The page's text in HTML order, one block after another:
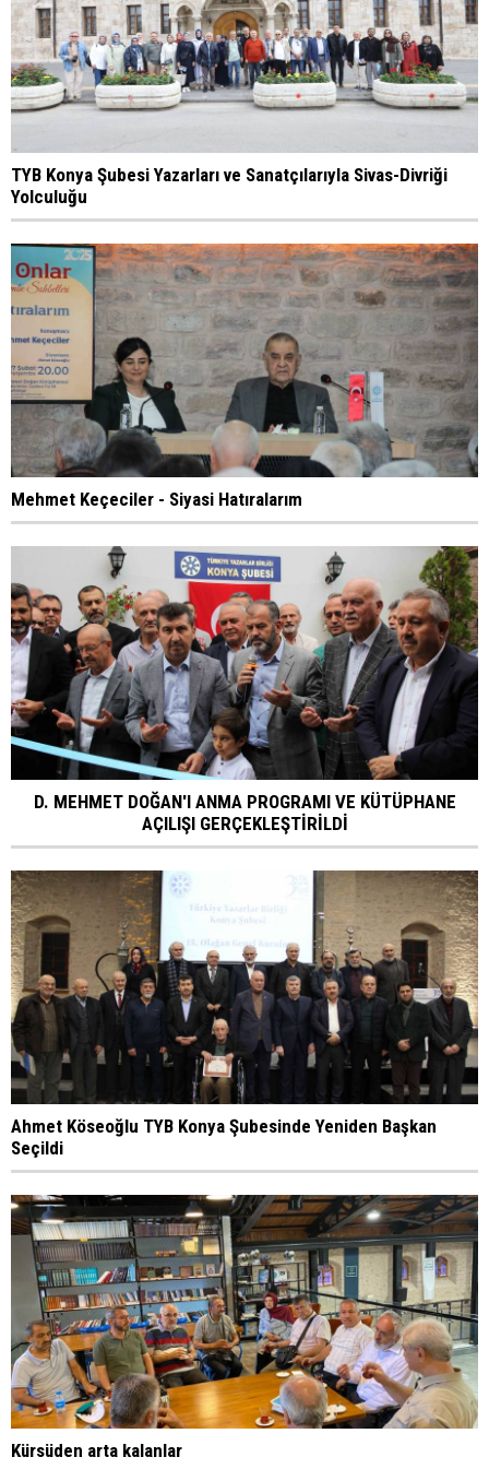
TYB Konya Şubesi Yazarları ve Sanatçılarıyla Sivas-Divriği
Yolculuğu
Mehmet Keçeciler - Siyasi Hatıralarım
D. MEHMET DOĞAN'I ANMA PROGRAMI VE KÜTÜPHANE
AÇILIŞI GERÇEKLEŞTİRİLDİ
Ahmet Köseoğlu TYB Konya Şubesinde Yeniden Başkan
Seçildi
Kürsüden arta kalanlar